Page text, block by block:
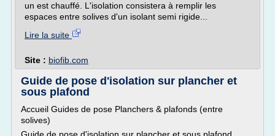
un est chauffé. L'isolation consistera à remplir les
espaces entre solives d'un isolant semi rigide...
Lire la suite
Site : biofib.com
Guide de pose d'isolation sur plancher et
sous plafond
Accueil Guides de pose Planchers & plafonds (entre
solives)